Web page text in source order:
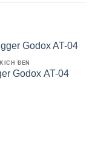
ĐÈN
Godox AT-04